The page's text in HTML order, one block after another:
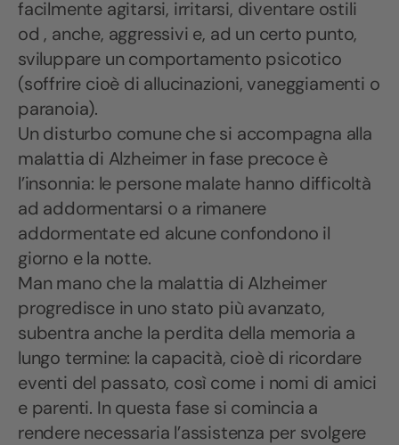
facilmente agitarsi, irritarsi, diventare ostili
od , anche, aggressivi e, ad un certo punto,
sviluppare un comportamento psicotico
(soffrire cioè di allucinazioni, vaneggiamenti o
paranoia).
Un disturbo comune che si accompagna alla
malattia di Alzheimer in fase precoce è
l’insonnia: le persone malate hanno difficoltà
ad addormentarsi o a rimanere
addormentate ed alcune confondono il
giorno e la notte.
Man mano che la malattia di Alzheimer
progredisce in uno stato più avanzato,
subentra anche la perdita della memoria a
lungo termine: la capacità, cioè di ricordare
eventi del passato, così come i nomi di amici
e parenti. In questa fase si comincia a
rendere necessaria l’assistenza per svolgere